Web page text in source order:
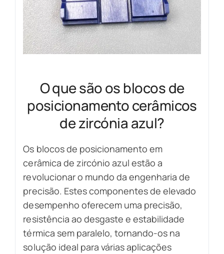
O que são os blocos de
posicionamento cerâmicos
de zircónia azul?
Os blocos de posicionamento em
cerâmica de zircónio azul estão a
revolucionar o mundo da engenharia de
precisão. Estes componentes de elevado
desempenho oferecem uma precisão,
resistência ao desgaste e estabilidade
térmica sem paralelo, tornando-os na
solução ideal para várias aplicações